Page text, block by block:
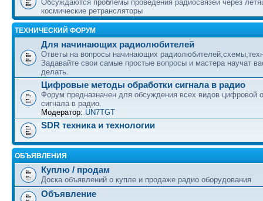
Обсуждаются проблемы проведения радиосвязей через
космические ретрансляторы
ТЕХНИЧЕСКИЙ ФОРУМ
Для начинающих радиолюбителей
Ответы на вопросы начинающих
Задавайте свои самые простые вопросы и мастера научат
делать.
Цифровые методы обработки сигнала в радио
Форум предназначен для обсуждения всех видов цифровой
сигнала в радио.
Модератор: UN7TGT
SDR техника и технологии
ОБЪЯВЛЕНИЯ
Куплю / продам
Доска объявлений о купле и продаже радио оборудования
Объявление